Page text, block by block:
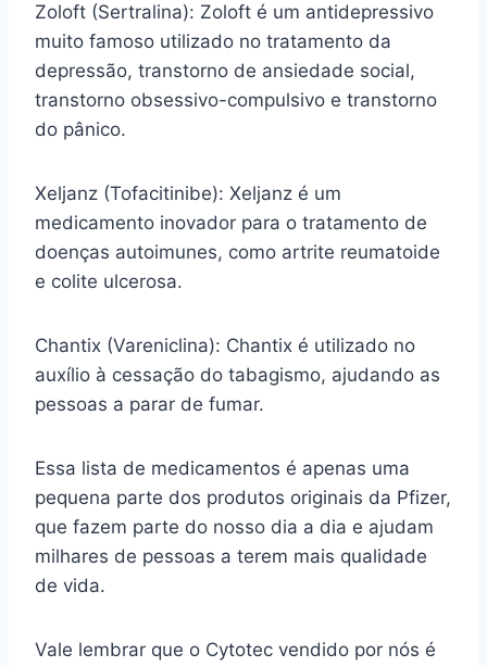
Zoloft (Sertralina): Zoloft é um antidepressivo
muito famoso utilizado no tratamento da
depressão, transtorno de ansiedade social,
transtorno obsessivo-compulsivo e transtorno
do pânico.
Xeljanz (Tofacitinibe): Xeljanz é um
medicamento inovador para o tratamento de
doenças autoimunes, como artrite reumatoide
e colite ulcerosa.
Chantix (Vareniclina): Chantix é utilizado no
auxílio à cessação do tabagismo, ajudando as
pessoas a parar de fumar.
Essa lista de medicamentos é apenas uma
pequena parte dos produtos originais da Pfizer,
que fazem parte do nosso dia a dia e ajudam
milhares de pessoas a terem mais qualidade
de vida.
Vale lembrar que o Cytotec vendido por nós é